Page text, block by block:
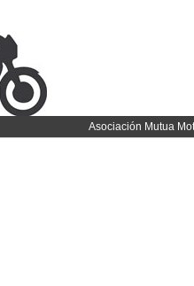
Asociación Mutua